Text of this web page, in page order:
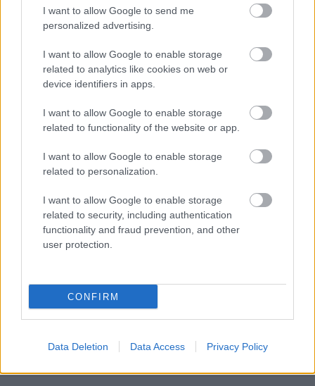
I want to allow Google to send me
personalized advertising.
I want to allow Google to enable storage
related to analytics like cookies on web or
device identifiers in apps.
I want to allow Google to enable storage
related to functionality of the website or app.
I want to allow Google to enable storage
related to personalization.
I want to allow Google to enable storage
related to security, including authentication
functionality and fraud prevention, and other
user protection.
CONFIRM
Data Deletion Data Access Privacy Policy
2013. november 14.
A Bleacher Report nevű, kosárlabdával foglalkozó
portálon találtam egy remek gyűjtést, akár most
tessék oda kattintatni. Az oldal szerkesztői
összeszedték szerintem az összes valaha készült
játékot, amiben kosárlabdázni kell. Semmi fakszni,
csak játék neve, évszám, platform…
Fuss az életedért!
A Zombies, Run! című, a fejlesztés korai fázisában
járó iPhone-os játék szinte kizárólag sokszorosan
bevált, kipróbált ötletekből építkezik: kitört a zombi-
építesz, ahol biztonságban meghúzódhat a nép az
élőholtak…
Gémerek az NHL-ben